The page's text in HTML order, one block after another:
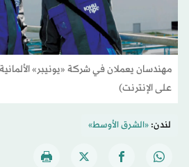
مهندسان يعملان في شركة «يونيبر»
على الإنترنت)
لندن:«الشرق الأوسط»